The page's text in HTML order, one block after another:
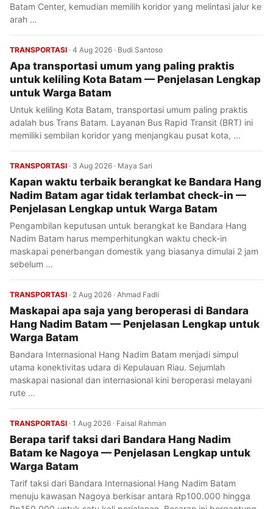
Batam Center, kemudian memilih koridor yang melintasi jalur ke
arah …
TRANSPORTASI · 4 Aug 2026 · Budi Santoso
Apa transportasi umum yang paling praktis
untuk keliling Kota Batam — Penjelasan Lengkap
untuk Warga Batam
Untuk keliling Kota Batam, transportasi umum paling praktis
adalah bus Trans Batam. Layanan Bus Rapid Transit (BRT) ini
memiliki sembilan koridor yang menjangkau pusat kota, …
TRANSPORTASI · 3 Aug 2026 · Maya Sari
Kapan waktu terbaik berangkat ke Bandara Hang
Nadim Batam agar tidak terlambat check-in —
Penjelasan Lengkap untuk Warga Batam
Pengambilan keputusan untuk berangkat ke Bandara Hang
Nadim Batam harus memperhitungkan waktu check-in
maskapai penerbangan domestik yang biasanya dimulai 2 jam
sebelum …
TRANSPORTASI · 2 Aug 2026 · Ahmad Fadli
Maskapai apa saja yang beroperasi di Bandara
Hang Nadim Batam — Penjelasan Lengkap untuk
Warga Batam
Bandara Internasional Hang Nadim Batam menjadi simpul
utama konektivitas udara di Kepulauan Riau. Sejumlah
maskapai nasional dan internasional kini beroperasi melayani
rute …
TRANSPORTASI · 1 Aug 2026 · Faisal Rahman
Berapa tarif taksi dari Bandara Hang Nadim
Batam ke Nagoya — Penjelasan Lengkap untuk
Warga Batam
Tarif taksi dari Bandara Internasional Hang Nadim Batam
menuju kawasan Nagoya berkisar antara Rp100.000 hingga